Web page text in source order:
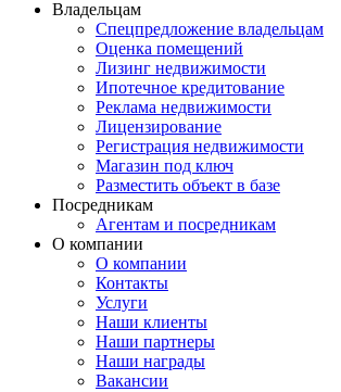
Владельцам
Спецпредложение владельцам
Оценка помещений
Лизинг недвижимости
Ипотечное кредитование
Реклама недвижимости
Лицензирование
Регистрация недвижимости
Магазин под ключ
Разместить объект в базе
Посредникам
Агентам и посредникам
О компании
О компании
Контакты
Услуги
Наши клиенты
Наши партнеры
Наши награды
Вакансии